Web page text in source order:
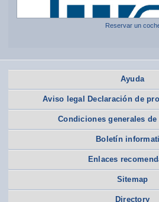
Reservar un
Ayuda
Aviso legal Declaración de
Condiciones generales
Boletín
Enlaces
Sitemap
Directory